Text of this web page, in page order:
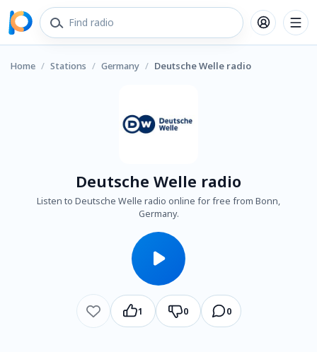
Home / Stations / Germany / Deutsche Welle radio
Deutsche Welle radio
Listen to Deutsche Welle radio online for free from Bonn,
Germany.
1 0 0